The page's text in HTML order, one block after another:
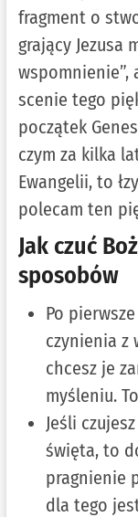
fragment o
grający Jezusa
wspomnienie”,
scenie tego
początek
czym za kilka
Ewangelii, to
polecam ten
Jak czuć
sposobów
Po
czynienia z
chcesz je
myśleniu.
Jeśli
święta, to
pragnienie
dla tego